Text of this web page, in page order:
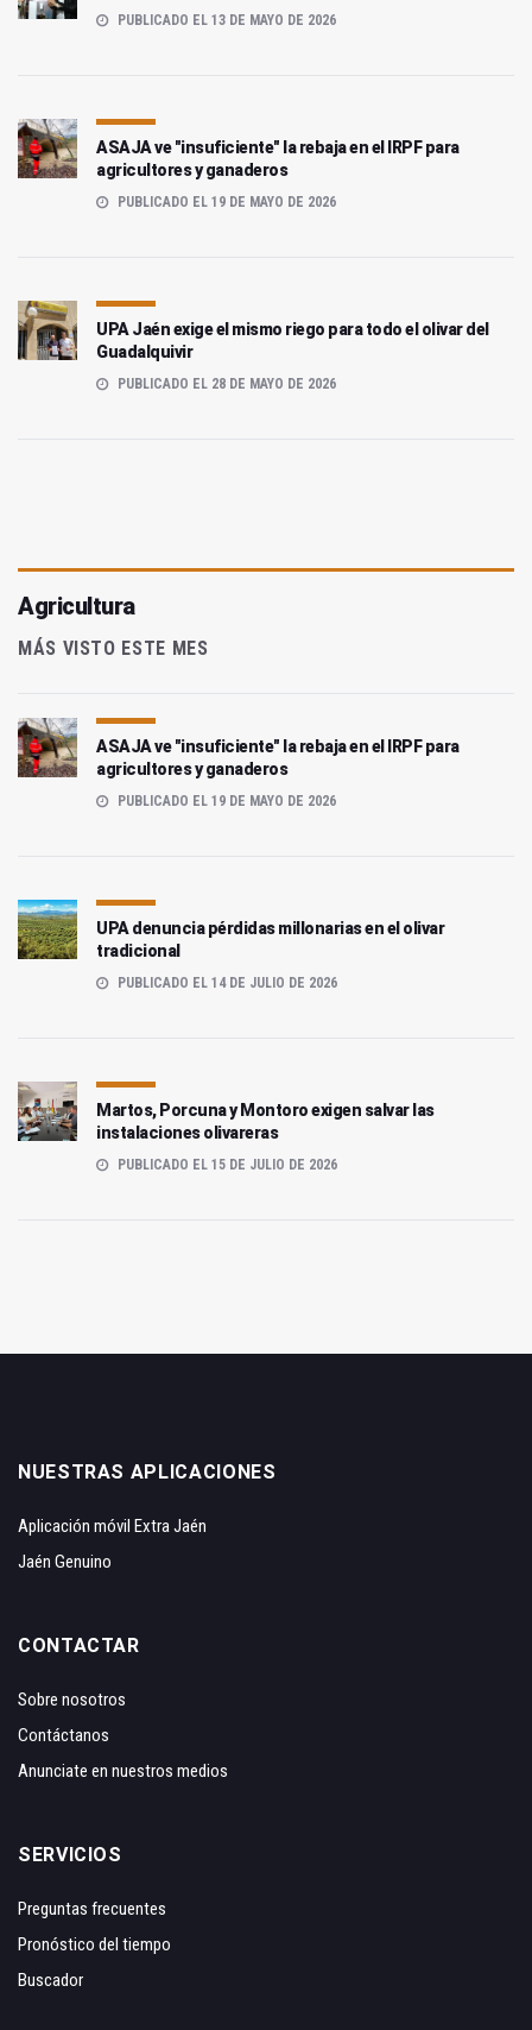
PUBLICADO EL 13 DE MAYO DE 2026
ASAJA ve "insuficiente" la rebaja en el IRPF para
agricultores y ganaderos
PUBLICADO EL 19 DE MAYO DE 2026
UPA Jaén exige el mismo riego para todo el olivar del
Guadalquivir
PUBLICADO EL 28 DE MAYO DE 2026
Agricultura
MÁS VISTO ESTE MES
ASAJA ve "insuficiente" la rebaja en el IRPF para
agricultores y ganaderos
PUBLICADO EL 19 DE MAYO DE 2026
UPA denuncia pérdidas millonarias en el olivar
tradicional
PUBLICADO EL 14 DE JULIO DE 2026
Martos, Porcuna y Montoro exigen salvar las
instalaciones olivareras
PUBLICADO EL 15 DE JULIO DE 2026
NUESTRAS APLICACIONES
Aplicación móvil Extra Jaén
Jaén Genuino
CONTACTAR
Sobre nosotros
Contáctanos
Anunciate en nuestros medios
SERVICIOS
Preguntas frecuentes
Pronóstico del tiempo
Buscador